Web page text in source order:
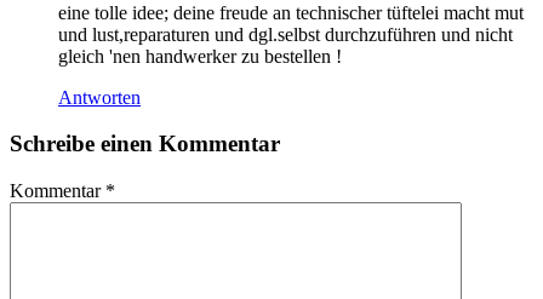
eine tolle idee; deine freude an technischer tüftelei macht mut
und lust,reparaturen und dgl.selbst durchzuführen und nicht
gleich 'nen handwerker zu bestellen !
Antworten
Schreibe einen Kommentar
Kommentar *